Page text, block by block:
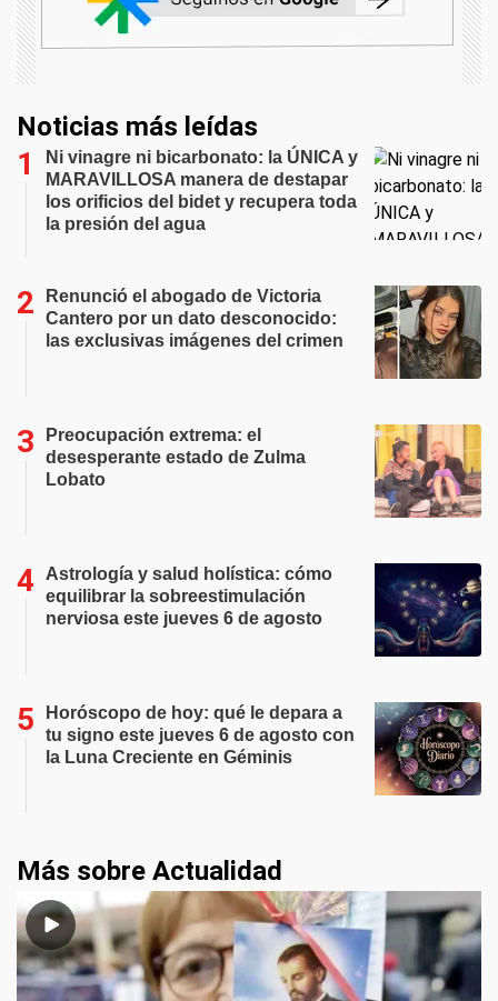
Noticias más leídas
Ni vinagre ni bicarbonato: la ÚNICA y
MARAVILLOSA manera de destapar
los orificios del bidet y recupera toda
la presión del agua
Renunció el abogado de Victoria
Cantero por un dato desconocido:
las exclusivas imágenes del crimen
Preocupación extrema: el
desesperante estado de Zulma
Lobato
Astrología y salud holística: cómo
equilibrar la sobreestimulación
nerviosa este jueves 6 de agosto
Horóscopo de hoy: qué le depara a
tu signo este jueves 6 de agosto con
la Luna Creciente en Géminis
Más sobre Actualidad